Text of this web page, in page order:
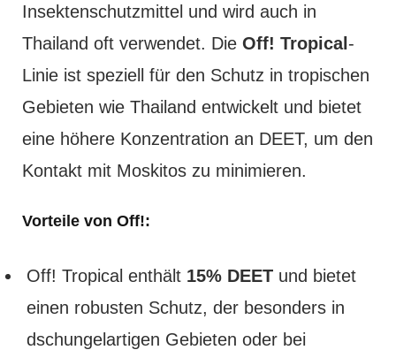
Insektenschutzmittel und wird auch in
Thailand oft verwendet. Die Off! Tropical -
Linie ist speziell für den Schutz in tropischen
Gebieten wie Thailand entwickelt und bietet
eine höhere Konzentration an DEET, um den
Kontakt mit Moskitos zu minimieren.
Vorteile von Off!:
Off! Tropical enthält 15% DEET und bietet
einen robusten Schutz, der besonders in
dschungelartigen Gebieten oder bei